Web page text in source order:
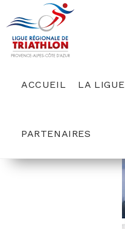
content
ACCUEIL LA LIGUE
PARTENAIRES